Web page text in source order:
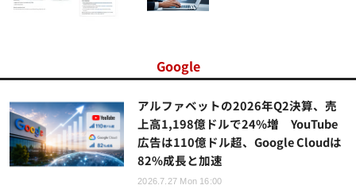
Google
アルファベットの2026年Q2決算、売
上高1,198億ドルで24%増 YouTube
広告は110億ドル超、Google Cloudは
82%成長と加速
2026.7.27 Mon 16:00